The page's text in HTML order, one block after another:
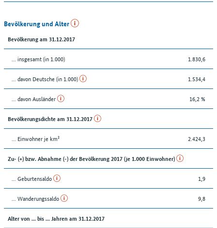
Bevölkerung und Alter
Bevölkerung am 31.12.2017
... insgesamt (in 1.000) 1.830,6
... davon Deutsche (in 1.000) 1.534,4
... davon Ausländer 16,2 %
Bevölkerungsdichte am 31.12.2017
... Einwohner je km² 2.424,3
Zu- (+) bzw. Abnahme (-) der Bevölkerung 2017 (je 1.000 Einwohner)
... Geburtensaldo 1,9
... Wanderungssaldo 9,8
Alter von ... bis ... Jahren am 31.12.2017